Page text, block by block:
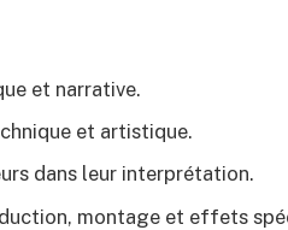
et narrative.
et artistique.
dans leur interprétation.
montage et effets